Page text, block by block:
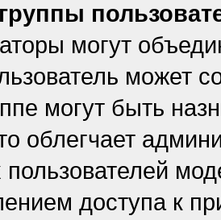
могут
может
могут быть
облегчает
пользователей
доступа к